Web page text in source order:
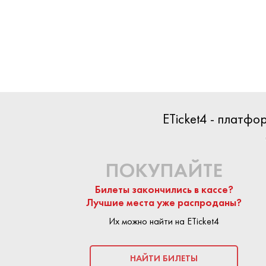
17
ПОКУПКА
На сайте
предложения
безопасной:
ETicket4 -
ПОКУПАЙТЕ
Билеты закончились в кассе?
Лучшие места уже распроданы?
Их можно найти на ETicket4
НАЙТИ БИЛЕТЫ